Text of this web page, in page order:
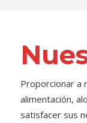
Proporcionar a
alimentación,
satisfacer sus